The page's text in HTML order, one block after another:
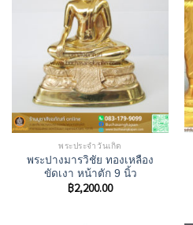
พระประจำวันเกิด
พระปางมารวิชัย ทองเหลือง
ขัดเงา หน้าตัก 9 นิ้ว
฿2,200.00